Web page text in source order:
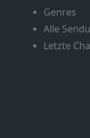
Genres
Alle
Letzte